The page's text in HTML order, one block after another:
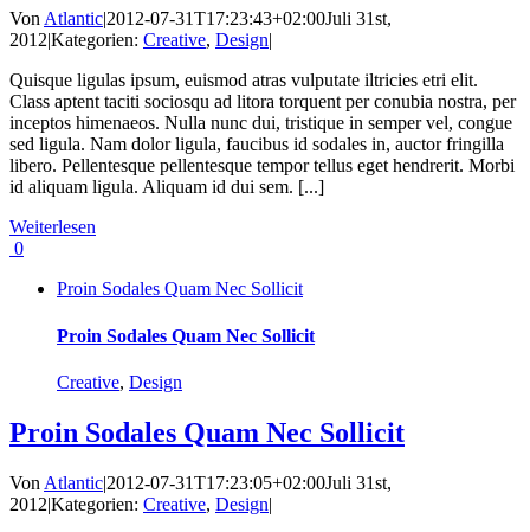
VonAtlantic|2012-07-31T17:23:43+02:00Juli 31st,
2012|Kategorien: Creative, Design|
Quisque ligulas ipsum, euismod atras vulputate iltricies etri elit.
Class aptent taciti sociosqu ad litora torquent per conubia nostra, per
inceptos himenaeos. Nulla nunc dui, tristique in semper vel, congue
sed ligula. Nam dolor ligula, faucibus id sodales in, auctor fringilla
libero. Pellentesque pellentesque tempor tellus eget hendrerit. Morbi
id aliquam ligula. Aliquam id dui sem. [...]
Weiterlesen
0
Proin Sodales Quam Nec Sollicit
Proin Sodales Quam Nec Sollicit
Creative, Design
Proin Sodales Quam Nec Sollicit
Von Atlantic|2012-07-31T17:23:05+02:00Juli 31st,
2012|Kategorien: Creative, Design|